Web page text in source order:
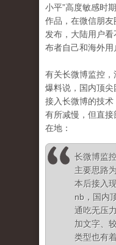
小平”高度敏感时
作品，在微信朋
发布，大陆用户
布者自己和海外用
有关长微博监控
爆料说，国内顶
接入长微博的技
有所减慢，但直
在地：
长微博监
主要思路
本后接入
nb，国内
通吃无压
加文字、
类型也有